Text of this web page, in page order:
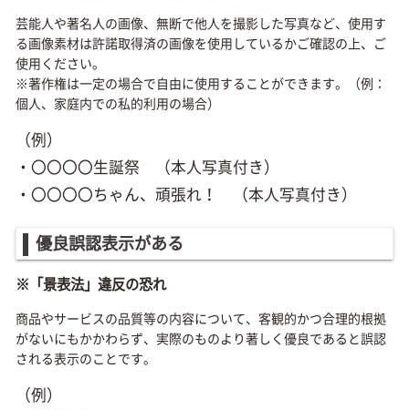
芸能人や著名人の画像、無断で他人を撮影した写真など、使用す
る画像素材は許諾取得済の画像を使用しているかご確認の上、ご
使用ください。
※著作権は一定の場合で自由に使用することができます。（例：
個人、家庭内での私的利用の場合）
（例）
・〇〇〇〇生誕祭 （本人写真付き）
・〇〇〇〇ちゃん、頑張れ！ （本人写真付き）
優良誤認表示がある
※「景表法」違反の恐れ
商品やサービスの品質等の内容について、客観的かつ合理的根拠
がないにもかかわらず、実際のものより著しく優良であると誤認
される表示のことです。
（例）